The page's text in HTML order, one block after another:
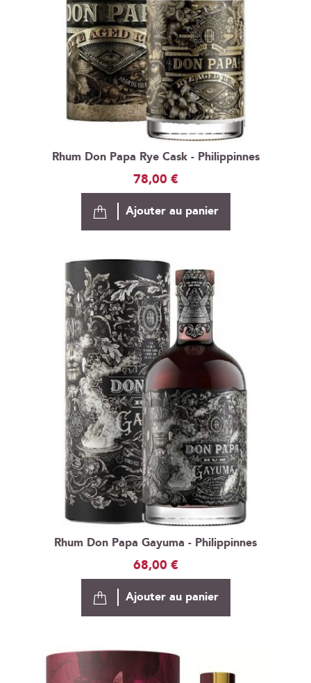
Rhum Don Papa Rye Cask - Philippinnes
78,00 €
Ajouter au panier
Rhum Don Papa Gayuma - Philippinnes
68,00 €
Ajouter au panier